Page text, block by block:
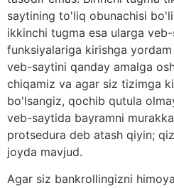
saytining to'liq obunachisi
ikkinchi tugma esa ularga
funksiyalariga kirishga yordam
veb-saytini qanday amalga
chiqamiz va agar siz tizimga
bo'lsangiz, qochib qutula
veb-saytida bayramni
protsedura deb atash qiyin;
joyda mavjud.
Agar siz bankrollingizni